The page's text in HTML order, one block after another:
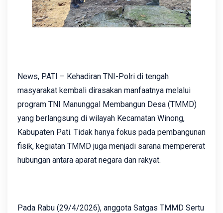
News, PATI – Kehadiran TNI-Polri di tengah
masyarakat kembali dirasakan manfaatnya melalui
program TNI Manunggal Membangun Desa (TMMD)
yang berlangsung di wilayah Kecamatan Winong,
Kabupaten Pati. Tidak hanya fokus pada pembangunan
fisik, kegiatan TMMD juga menjadi sarana mempererat
hubungan antara aparat negara dan rakyat.
Pada Rabu (29/4/2026), anggota Satgas TMMD Sertu